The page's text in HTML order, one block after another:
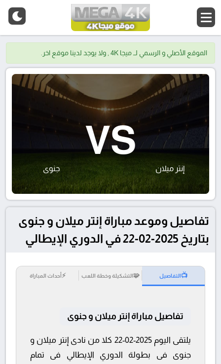
الموقع الأصلي و الرسمي لــ ميجا 4K , ولا يوجد لدينا موقع اخر.
إنتر ميلان
VS
جنوى
تفاصيل وموعد مباراة إنتر ميلان و جنوى
بتاريخ 2025-02-22 في الدوري الإيطالي
📺التفاصيل 🧩التشكيلة وخطة اللعب ⚡أحداث المباراة
تفاصيل مباراة إنتر ميلان و جنوى
يلتقى اليوم 2025-02-22 كلا من نادى إنتر ميلان و
جنوى فى بطولة الدوري الإيطالي فى تمام